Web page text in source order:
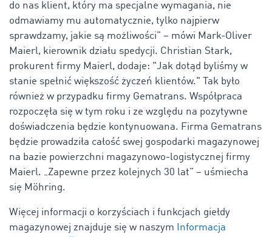
do nas klient, który ma specjalne wymagania, nie
odmawiamy mu automatycznie, tylko najpierw
sprawdzamy, jakie są możliwości” – mówi Mark-Oliver
Maierl, kierownik działu spedycji. Christian Stark,
prokurent firmy Maierl, dodaje: "Jak dotąd byliśmy w
stanie spełnić większość życzeń klientów." Tak było
również w przypadku firmy Gematrans. Współpraca
rozpoczęła się w tym roku i ze względu na pozytywne
doświadczenia będzie kontynuowana. Firma Gematrans
będzie prowadziła całość swej gospodarki magazynowej
na bazie powierzchni magazynowo-logistycznej firmy
Maierl. „Zapewne przez kolejnych 30 lat” – uśmiecha
się Möhring.
Więcej informacji o korzyściach i funkcjach giełdy
magazynowej znajduje się w naszym
Informacja